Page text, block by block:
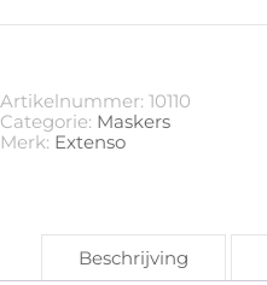
Artikelnummer: 10110
Categorie: Maskers
Merk: Extenso
Beschrijving